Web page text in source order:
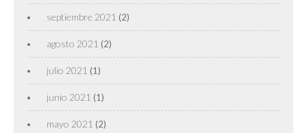
septiembre 2021 (2)
agosto 2021 (2)
julio 2021 (1)
junio 2021 (1)
mayo 2021 (2)